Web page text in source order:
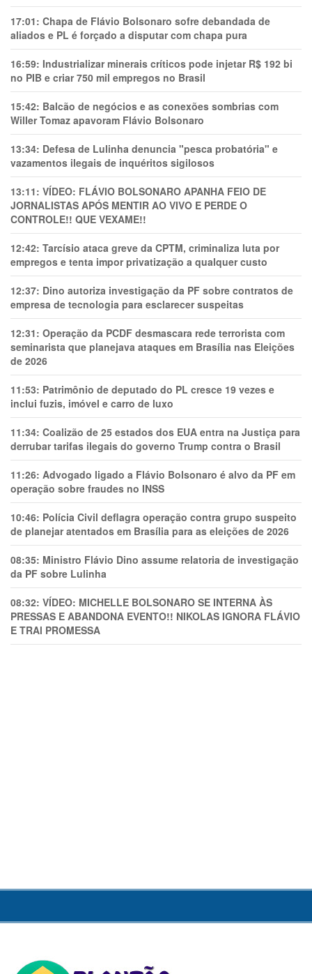
17:01: Chapa de Flávio Bolsonaro sofre debandada de
aliados e PL é forçado a disputar com chapa pura
16:59: Industrializar minerais críticos pode injetar R$ 192 bi
no PIB e criar 750 mil empregos no Brasil
15:42: Balcão de negócios e as conexões sombrias com
Willer Tomaz apavoram Flávio Bolsonaro
13:34: Defesa de Lulinha denuncia "pesca probatória" e
vazamentos ilegais de inquéritos sigilosos
13:11: VÍDEO: FLÁVIO BOLSONARO APANHA FEIO DE
JORNALISTAS APÓS MENTIR AO VIVO E PERDE O
CONTROLE!! QUE VEXAME!!
12:42: Tarcísio ataca greve da CPTM, criminaliza luta por
empregos e tenta impor privatização a qualquer custo
12:37: Dino autoriza investigação da PF sobre contratos de
empresa de tecnologia para esclarecer suspeitas
12:31: Operação da PCDF desmascara rede terrorista com
seminarista que planejava ataques em Brasília nas Eleições
de 2026
11:53: Patrimônio de deputado do PL cresce 19 vezes e
inclui fuzis, imóvel e carro de luxo
11:34: Coalizão de 25 estados dos EUA entra na Justiça para
derrubar tarifas ilegais do governo Trump contra o Brasil
11:26: Advogado ligado a Flávio Bolsonaro é alvo da PF em
operação sobre fraudes no INSS
10:46: Polícia Civil deflagra operação contra grupo suspeito
de planejar atentados em Brasília para as eleições de 2026
08:35: Ministro Flávio Dino assume relatoria de investigação
da PF sobre Lulinha
08:32: VÍDEO: MICHELLE BOLSONARO SE INTERNA ÀS
PRESSAS E ABANDONA EVENTO!! NIKOLAS IGNORA FLÁVIO
E TRAl PROMESSA